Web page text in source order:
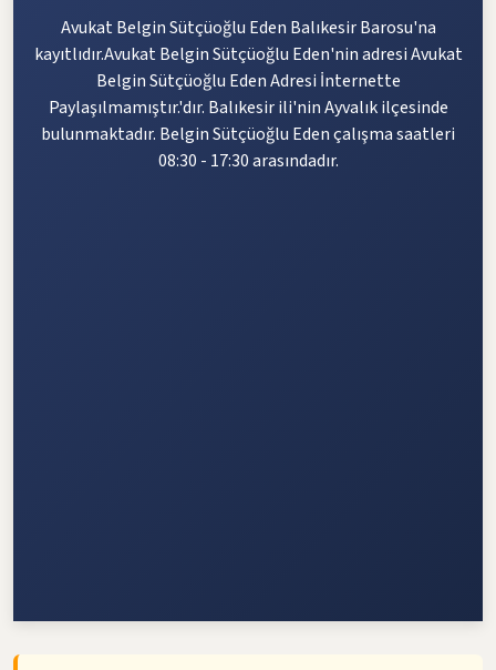
Avukat Belgin Sütçüoğlu Eden Balıkesir Barosu'na
kayıtlıdır.Avukat Belgin Sütçüoğlu Eden'nin adresi Avukat
Belgin Sütçüoğlu Eden Adresi İnternette
Paylaşılmamıştır.'dır. Balıkesir ili'nin Ayvalık ilçesinde
bulunmaktadır. Belgin Sütçüoğlu Eden çalışma saatleri
08:30 - 17:30 arasındadır.